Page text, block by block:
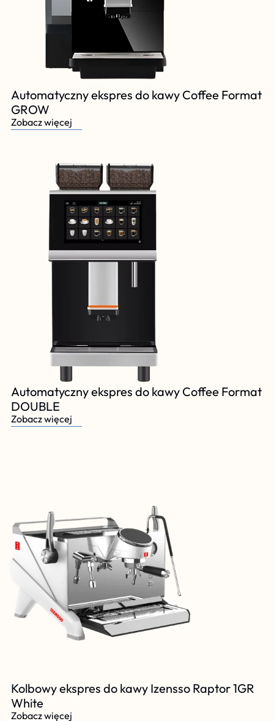
Automatyczny ekspres do kawy Coffee Format
GROW
Zobacz więcej
Automatyczny ekspres do kawy Coffee Format
DOUBLE
Zobacz więcej
Kolbowy ekspres do kawy Izensso Raptor 1GR
White
Zobacz więcej